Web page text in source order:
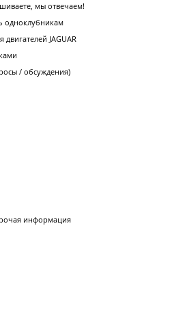
мы отвечаем!
одноклубникам
JAGUAR
/ обсуждения)
информация